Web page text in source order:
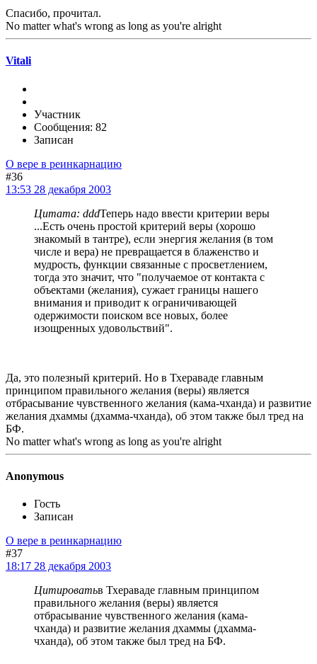
Спасибо, прочитал.
No matter what's wrong as long as you're alright
Vitali
Участник
Сообщения: 82
Записан
О вере в реинкарнацию
#36
13:53 28 декабря 2003
Цитата: dddТеперь надо ввести критерии веры
...Есть очень простой критерий веры (хорошо
знакомый в тантре), если энергия желания (в том
числе и вера) не превращается в блаженство и
мудрость, функции связанные с просветлением,
тогда это значит, что "получаемое от контакта с
объектами (желания), сужает границы нашего
внимания и приводит к ограничивающей
одержимости поиском все новых, более
изощренных удовольствий".
Да, это полезный критерий. Но в Тхераваде главным
принципом правильного желания (веры) является
отбрасывание чувственного желания (кама-чханда) и развитие
желания дхаммы (дхамма-чханда), об этом также был тред на
БФ.
No matter what's wrong as long as you're alright
Anonymous
Гость
Записан
О вере в реинкарнацию
#37
18:17 28 декабря 2003
Цитироватьв Тхераваде главным принципом
правильного желания (веры) является
отбрасывание чувственного желания (кама-
чханда) и развитие желания дхаммы (дхамма-
чханда), об этом также был тред на БФ.